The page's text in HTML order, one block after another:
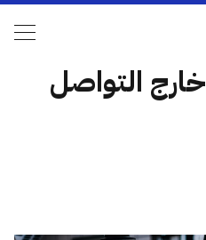
التواصل